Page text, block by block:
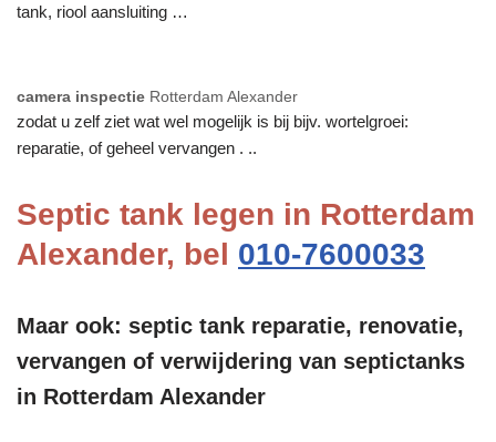
tank, riool aansluiting …
camera inspectie Rotterdam Alexander
zodat u zelf ziet wat wel mogelijk is bij bijv. wortelgroei:
reparatie, of geheel vervangen . ..
Septic tank legen in Rotterdam
Alexander, bel 010-7600033
Maar ook: septic tank reparatie, renovatie,
vervangen of verwijdering van septictanks
in Rotterdam Alexander